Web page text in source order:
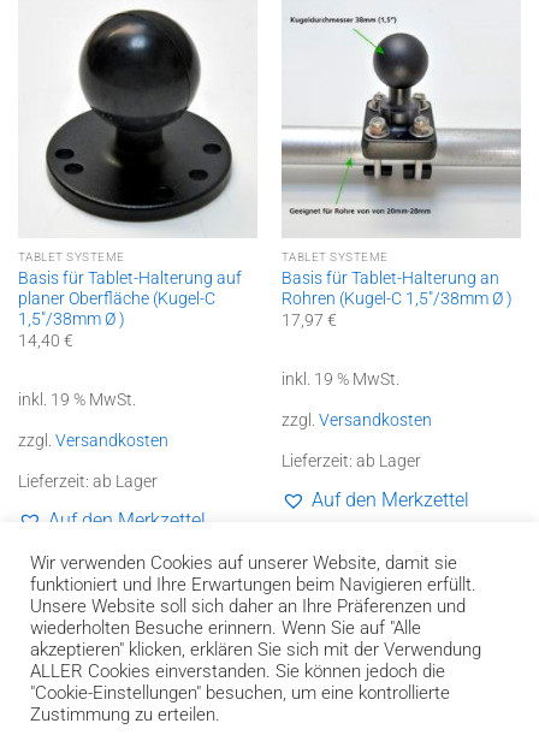
TABLET SYSTEME
Basis für Tablet-Halterung auf
planer Oberfläche (Kugel-C
1,5″/38mm Ø )
14,40 €
inkl. 19 % MwSt.
zzgl. Versandkosten
Lieferzeit: ab Lager
Auf den Merkzettel
TABLET SYSTEME
Basis für Tablet-Halterung an
Rohren (Kugel-C 1,5″/38mm Ø )
17,97 €
inkl. 19 % MwSt.
zzgl. Versandkosten
Lieferzeit: ab Lager
Auf den Merkzettel
Bank
Transfer
Cash
on
Invoice
Impressum
Datenschutzerklärung und Genderhinweis
Widerrufsbelehrung
Wir verwenden Cookies auf unserer Website, damit sie
funktioniert und Ihre Erwartungen beim Navigieren erfüllt.
Unsere Website soll sich daher an Ihre Präferenzen und
wiederholten Besuche erinnern. Wenn Sie auf "Alle
akzeptieren" klicken, erklären Sie sich mit der Verwendung
ALLER Cookies einverstanden. Sie können jedoch die
"Cookie-Einstellungen" besuchen, um eine kontrollierte
Zustimmung zu erteilen.